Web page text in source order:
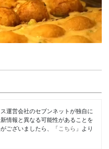
運営会社のセブンネットが独自に
情報と異なる可能性があることを
ございましたら、「 こちら 」より